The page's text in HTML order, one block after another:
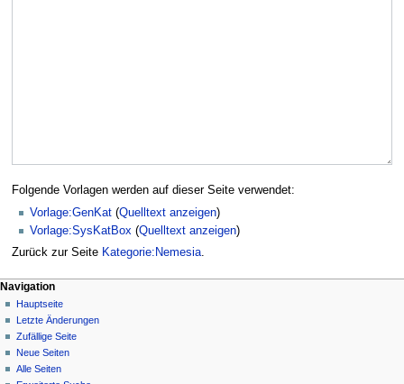
Folgende Vorlagen werden auf dieser Seite verwendet:
Vorlage:GenKat (Quelltext anzeigen)
Vorlage:SysKatBox (Quelltext anzeigen)
Zurück zur Seite Kategorie:Nemesia.
Navigation
Hauptseite
Letzte Änderungen
Zufällige Seite
Neue Seiten
Alle Seiten